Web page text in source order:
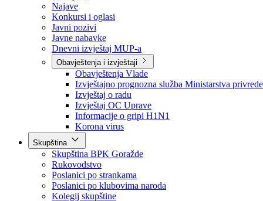
Aktuelno
Sve vijesti
Izdvojeno
Najave
Konkursi i oglasi
Javni pozivi
Javne nabavke
Dnevni izvještaj MUP-a
Obavještenja i izvještaji
Obavještenja Vlade
Izvještajno prognozna služba Ministarstva privrede
Izvještaj o radu
Izvještaj OC Uprave
Informacije o gripi H1N1
Korona virus
Skupština
Skupština BPK Goražde
Rukovodstvo